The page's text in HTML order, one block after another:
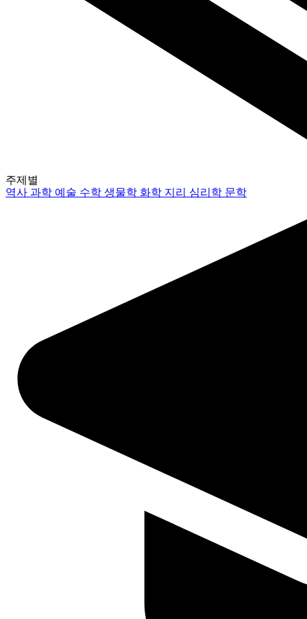
주제별
역사과학 예술 수학생물학 화학 지리 심리학 문학